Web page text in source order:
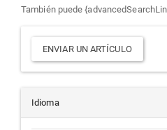
También puede
Enviar
un
artículo
ENVIAR UN ARTÍCULO
Idioma